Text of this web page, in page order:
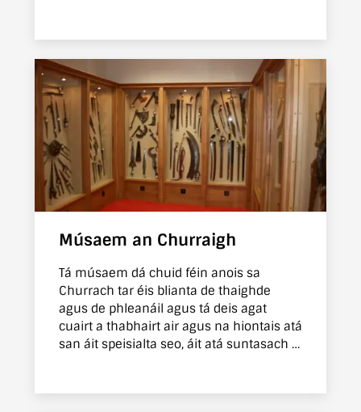
tuilleadh léitheoireachta a dhéanamh ar
an ábhar ionas gur féidir leat teacht ar
léargas eolasach faoi bhunús Óglaigh na
hÉireann agus faoi bhunús na tíre dá
dtugann siad seirbhís chomh bródúil
agus chomh neamhleithleach sin di.
Músaem an Churraigh
Tá músaem dá chuid féin anois sa
Churrach tar éis blianta de thaighde
agus de phleanáil agus tá deis agat
cuairt a thabhairt air agus na hiontais atá
san áit speisialta seo, áit atá suntasach ó